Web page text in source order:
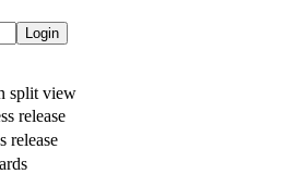
Login
split view
release
release